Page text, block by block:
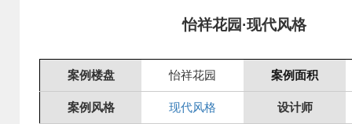
怡祥花园·现代风格
案例楼盘 怡祥花园 案例面积
案例风格 现代风格 设计师